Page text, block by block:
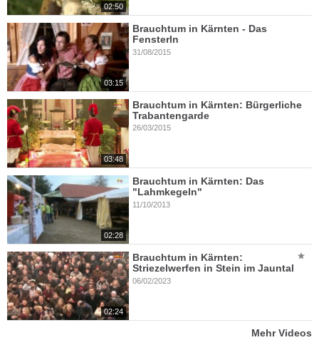
02:50
03:15
Brauchtum in Kärnten - Das
Fensterln
31/08/2015
03:48
Brauchtum in Kärnten: Bürgerliche
Trabantengarde
26/03/2015
02:28
Brauchtum in Kärnten: Das
"Lahmkegeln"
11/10/2013
02:24
Brauchtum in Kärnten:
Striezelwerfen in Stein im Jauntal
06/02/2023
Mehr Videos